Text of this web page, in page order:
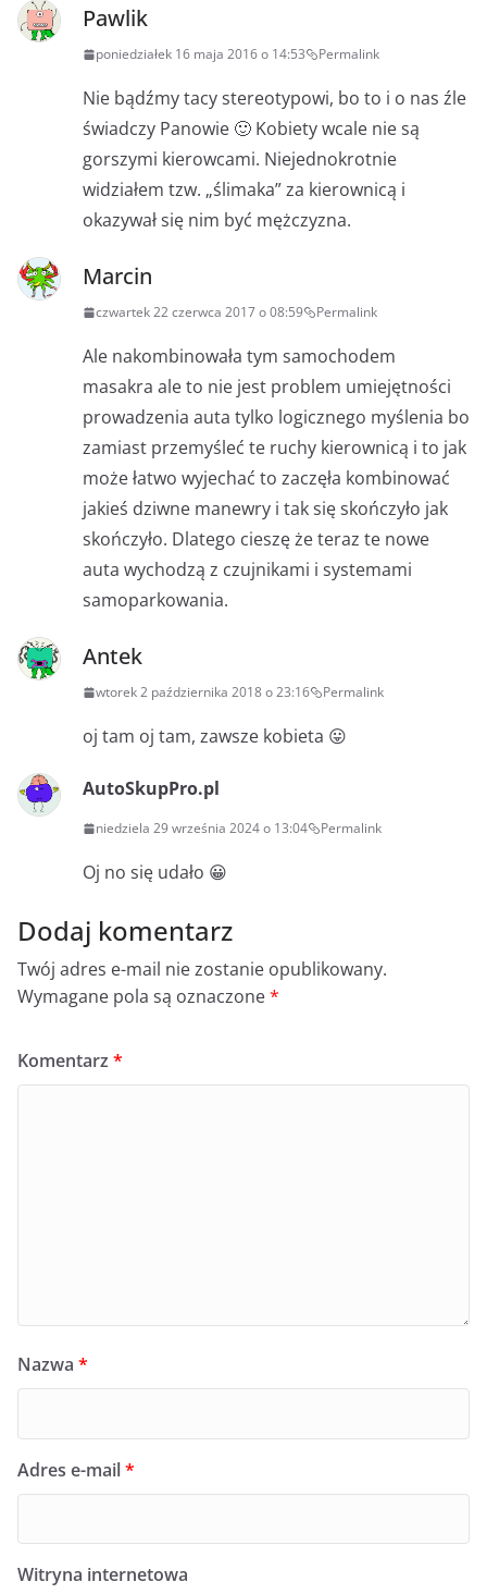
Pawlik
poniedziałek 16 maja 2016 o 14:53 Permalink
Nie bądźmy tacy stereotypowi, bo to i o nas źle
świadczy Panowie 🙂 Kobiety wcale nie są
gorszymi kierowcami. Niejednokrotnie
widziałem tzw. „ślimaka” za kierownicą i
okazywał się nim być mężczyzna.
Marcin
czwartek 22 czerwca 2017 o 08:59 Permalink
Ale nakombinowała tym samochodem
masakra ale to nie jest problem umiejętności
prowadzenia auta tylko logicznego myślenia bo
zamiast przemyśleć te ruchy kierownicą i to jak
może łatwo wyjechać to zaczęła kombinować
jakieś dziwne manewry i tak się skończyło jak
skończyło. Dlatego cieszę że teraz te nowe
auta wychodzą z czujnikami i systemami
samoparkowania.
Antek
wtorek 2 października 2018 o 23:16 Permalink
oj tam oj tam, zawsze kobieta 😛
AutoSkupPro.pl
niedziela 29 września 2024 o 13:04 Permalink
Oj no się udało 😀
Dodaj komentarz
Twój adres e-mail nie zostanie opublikowany.
Wymagane pola są oznaczone*
Komentarz *
Nazwa *
Adres e-mail*
Witryna internetowa